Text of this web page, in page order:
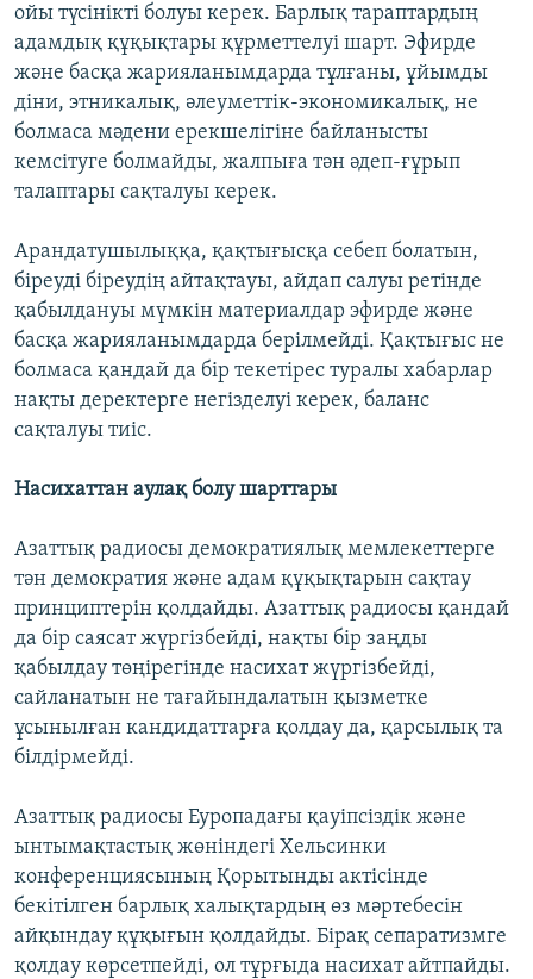
ойы түсінікті болуы керек. Барлық тараптардың
адамдық құқықтары құрметтелуі шарт. Эфирде
және басқа жарияланымдарда тұлғаны, ұйымды
діни, этникалық, әлеуметтік-экономикалық, не
болмаса мәдени ерекшелігіне байланысты
кемсітуге болмайды, жалпыға тән әдеп-ғұрып
талаптары сақталуы керек.
Арандатушылыққа, қақтығысқа себеп болатын,
біреуді біреудің айтақтауы, айдап салуы ретінде
қабылдануы мүмкін материалдар эфирде және
басқа жарияланымдарда берілмейді. Қақтығыс не
болмаса қандай да бір текетірес туралы хабарлар
нақты деректерге негізделуі керек, баланс
сақталуы тиіс.
Нaсихаттан аулақ болу шарттары
Азаттық радиосы демократиялық мемлекеттерге
тән демократия және адам құқықтарын сақтау
принциптерін қолдайды. Азаттық радиосы қандай
да бір саясат жүргізбейді, нақты бір заңды
қабылдау төңірегінде насихат жүргізбейді,
сайланатын не тағайындалатын қызметке
ұсынылған кандидаттарға қолдау да, қарсылық та
білдірмейді.
Азаттық радиосы Еуропадағы қауіпсіздік және
ынтымақтастық жөніндегі Хельсинки
конференциясының Қорытынды актісінде
бекітілген барлық халықтардың өз мәртебесін
айқындау құқығын қолдайды. Бірақ сепаратизмге
қолдау көрсетпейді, ол тұрғыда насихат айтпайды.